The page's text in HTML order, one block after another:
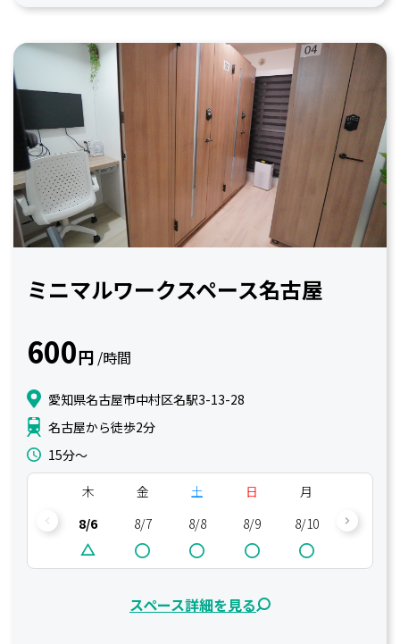
ミニマルワークスペース名古屋
600円 /時間
愛知県名古屋市中村区名駅3-13-28
名古屋から徒歩2分
15分〜
木
8/6
金
8/7
土
8/8
日
8/9
月
8/10
8/11
スペース詳細を見る